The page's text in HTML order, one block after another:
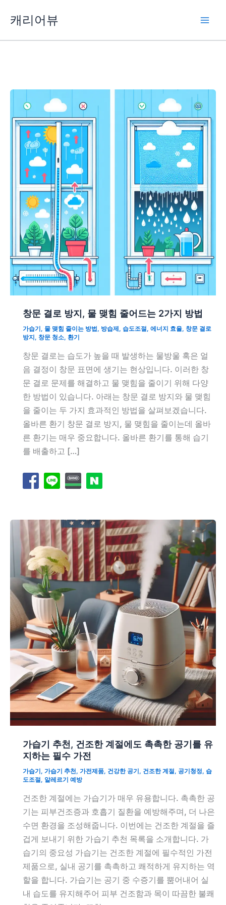
캐리어뷰
창문 결로 방지, 물 맺힘 줄어드는 2가지 방법
가습기 , 물 맺힘 줄이는 방법 , 방습제 , 습도조절, 에너지 효율, 창문 결로
방지 , 창문 청소, 환기
창문 결로는 습도가 높을 때 발생하는 물방울 혹은 얼
음 결정이 창문 표면에 생기는 현상입니다. 이러한 창
문 결로 문제를 해결하고 물 맺힘을 줄이기 위해 다양
한 방법이 있습니다. 아래는 창문 결로 방지와 물 맺힘
을 줄이는 두 가지 효과적인 방법을 살펴보겠습니다.
올바른 환기 창문 결로 방지, 물 맺힘을 줄이는데 올바
른 환기는 매우 중요합니다. 올바른 환기를 통해 습기
를 배출하고 […]
가습기 추천, 건조한 계절에도 촉촉한 공기를 유
지하는 필수 가전
가습기, 가습기 추천, 가전제품, 건강한 공기, 건조한 계절, 공기청정, 습
도조절, 알레르기 예방
건조한 계절에는 가습기가 매우 유용합니다. 촉촉한 공
기는 피부건조증과 호흡기 질환을 예방해주며, 더 나은
수면 환경을 조성해줍니다. 이번에는 건조한 계절을 즐
겁게 보내기 위한 가습기 추천 목록을 소개합니다. 가
습기의 중요성 가습기는 건조한 계절에 필수적인 가전
제품으로, 실내 공기를 촉촉하고 쾌적하게 유지하는 역
할을 합니다. 가습기는 공기 중 수증기를 뿜어내어 실
내 습도를 유지해주어 피부 건조함과 목이 따끔한 불쾌